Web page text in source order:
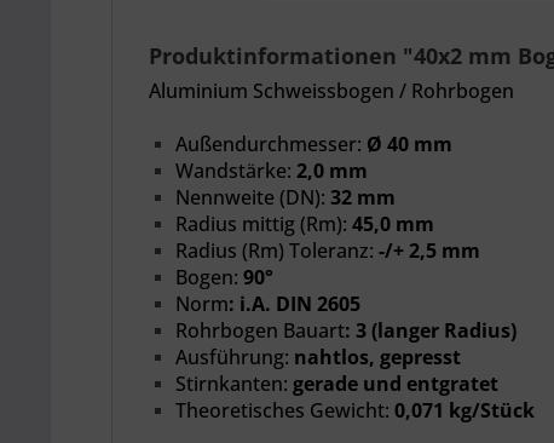
Produktinformationen "40x2 mm
Aluminium Schweissbogen / Rohrbogen
Außendurchmesser: Ø 40 mm
Wandstärke: 2,0 mm
Nennweite (DN): 32 mm
Radius mittig (Rm): 45,0 mm
Radius (Rm) Toleranz: -/+ 2,5 mm
Bogen: 90°
Norm: i.A. DIN 2605
Rohrbogen Bauart: 3 (langer Radius)
Ausführung: nahtlos, gepresst
Stirnkanten: gerade und entgratet
Theoretisches Gewicht: 0,071 kg/Stück